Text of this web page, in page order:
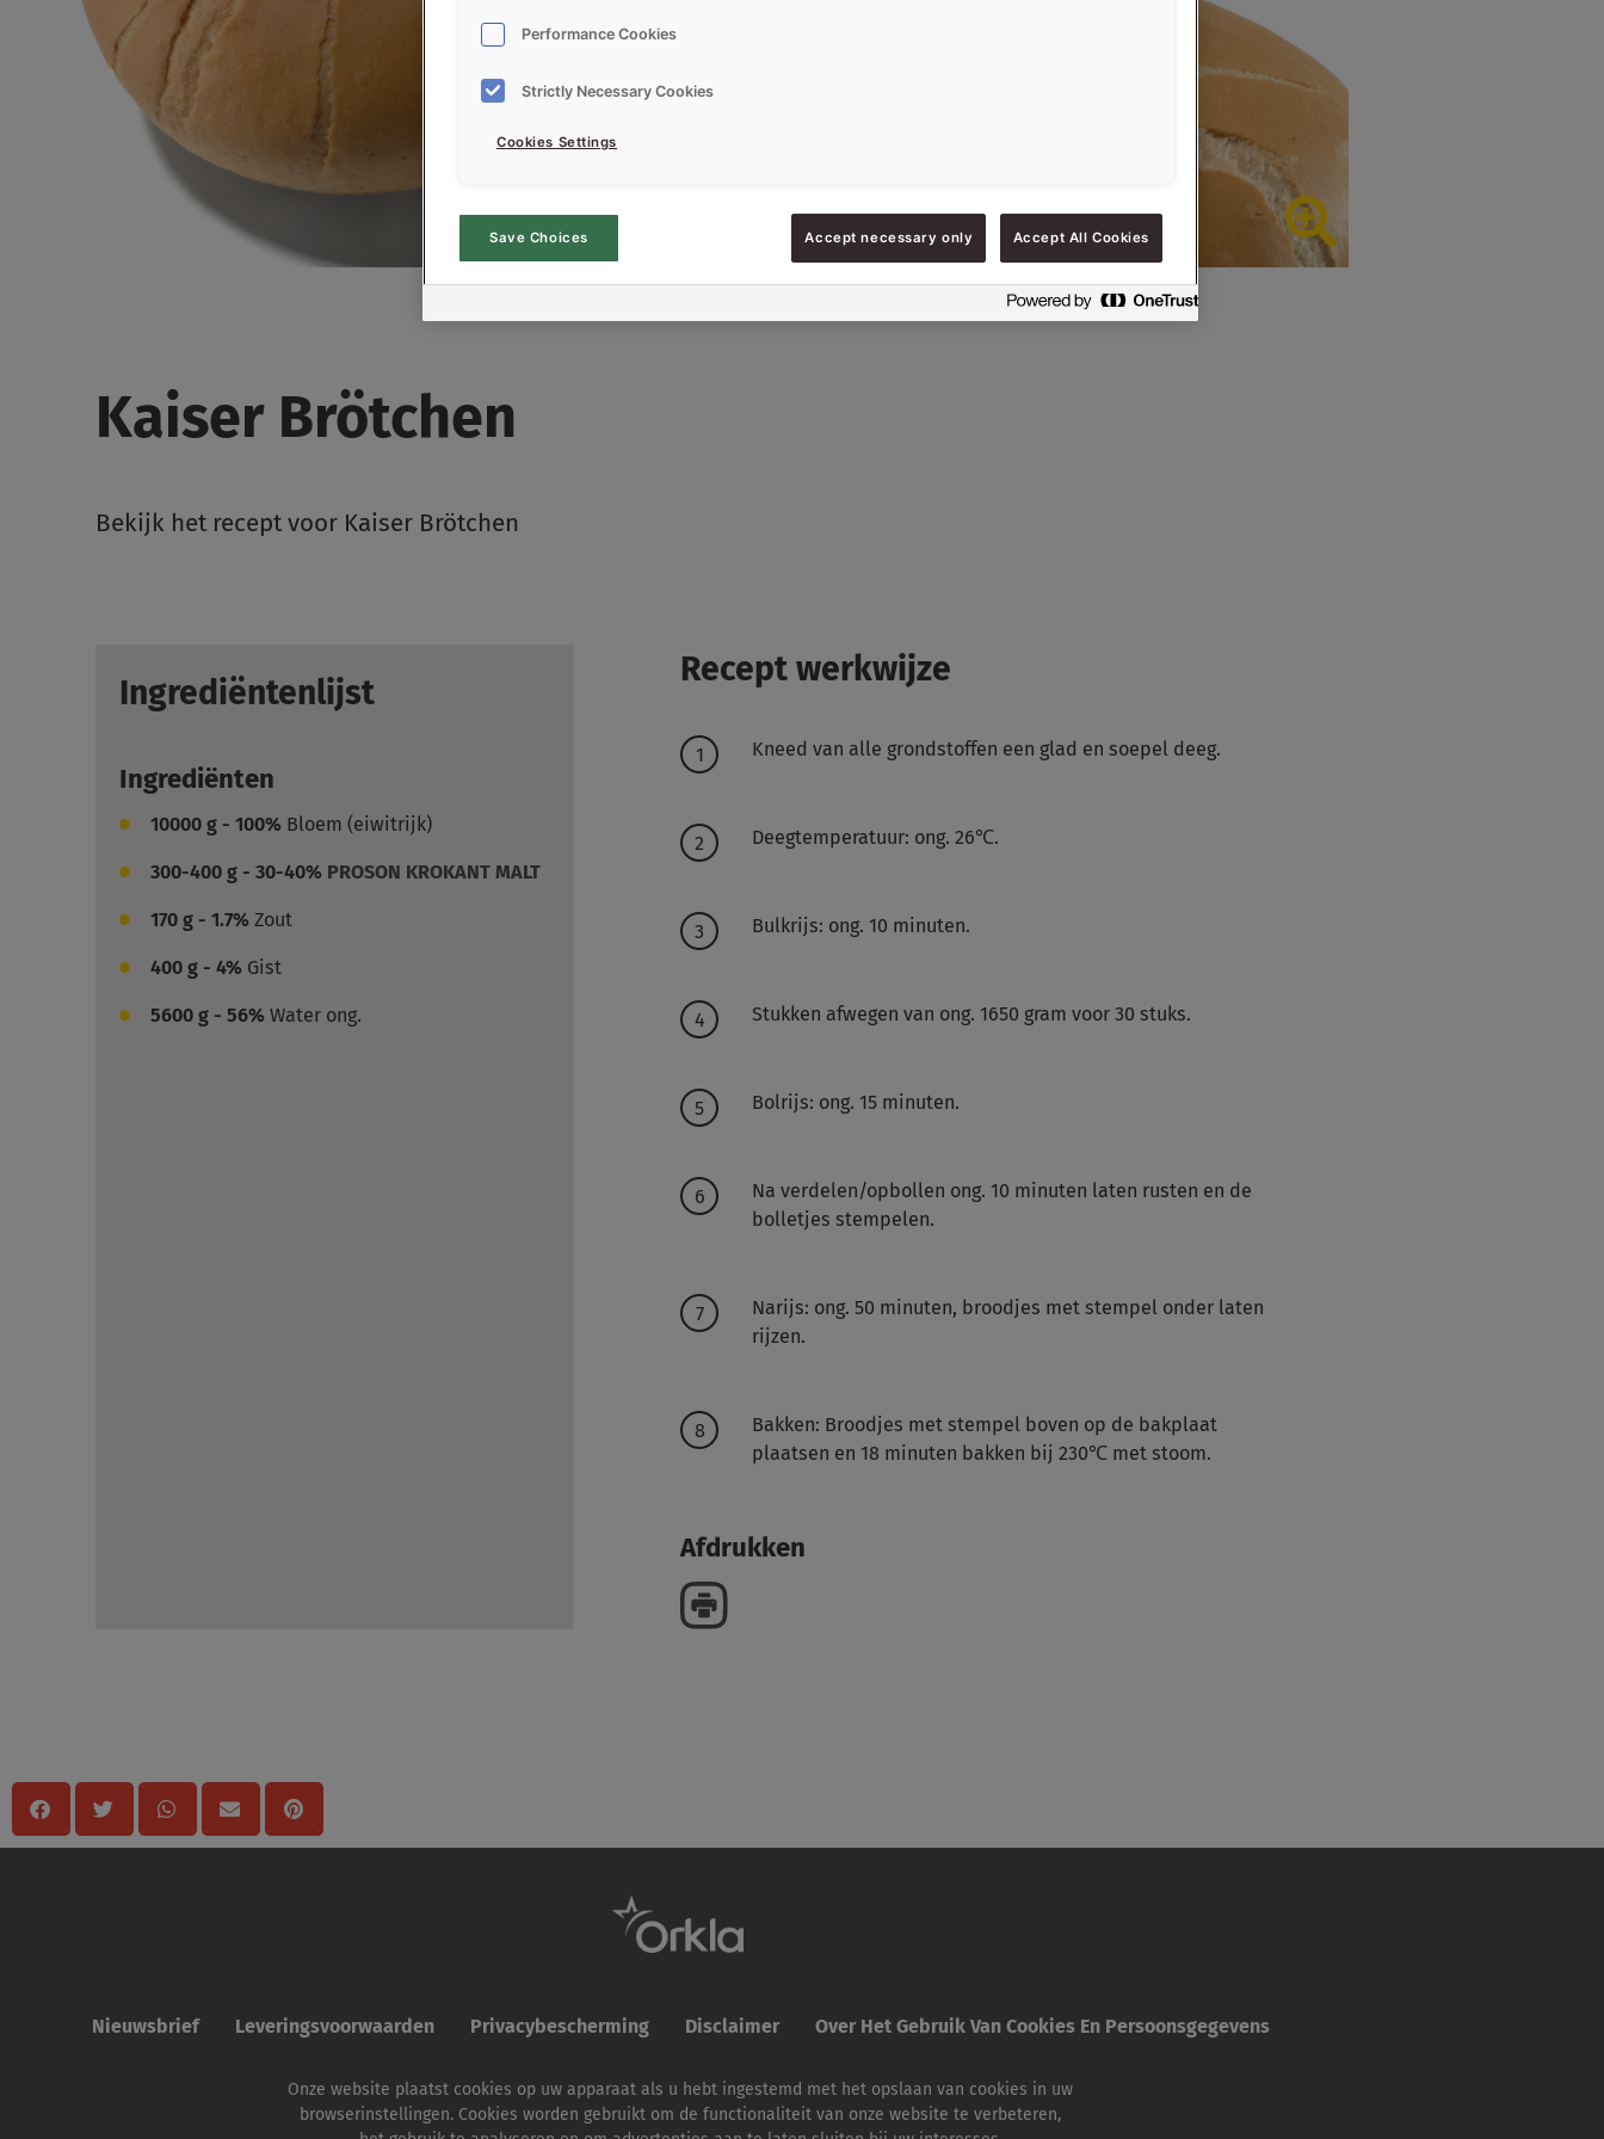
Kaiser Brötchen
Bekijk het recept voor Kaiser Brötchen
Ingrediëntenlijst
Ingrediënten
10000 g - 100% Bloem (eiwitrijk)
300-400 g - 30-40% PROSON KROKANT MALT
170 g - 1.7% Zout
400 g - 4% Gist
5600 g - 56% Water ong.
Recept werkwijze
Kneed van alle grondstoffen een glad en soepel deeg.
Deegtemperatuur: ong. 26℃.
Bulkrijs: ong. 10 minuten.
Stukken afwegen van ong. 1650 gram voor 30 stuks.
Bolrijs: ong. 15 minuten.
Na verdelen/opbollen ong. 10 minuten laten rusten en de
bolletjes stempelen.
Narijs: ong. 50 minuten, broodjes met stempel onder laten
rijzen.
Bakken: Broodjes met stempel boven op de bakplaat
plaatsen en 18 minuten bakken bij 230℃ met stoom.
Afdrukken
Nieuwsbrief Leveringsvoorwaarden Privacybescherming Disclaimer Over Het Gebruik Van Cookies En Persoonsgegevens
Onze website plaatst cookies op uw apparaat als u hebt ingestemd met het opslaan van cookies in uw
browserinstellingen. Cookies worden gebruikt om de functionaliteit van onze website te verbeteren,
Performance Cookies
Strictly Necessary Cookies
Cookies Settings
Save Choices Accept necessary only Accept All Cookies